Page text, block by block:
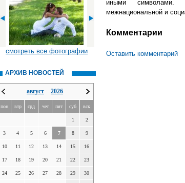
смотреть все фотографии
АРХИВ НОВОСТЕЙ
август 2026
пон втр срд чет пят суб вск
1 2
3 4 5 6 7 8 9
10 11 12 13 14 15 16
17 18 19 20 21 22 23
24 25 26 27 28 29 30
иными символами.
межнациональной и
Комментарии
Оставить комментарий